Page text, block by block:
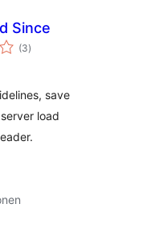
Since
(3Bewertungen
insgesamt
)
save
load